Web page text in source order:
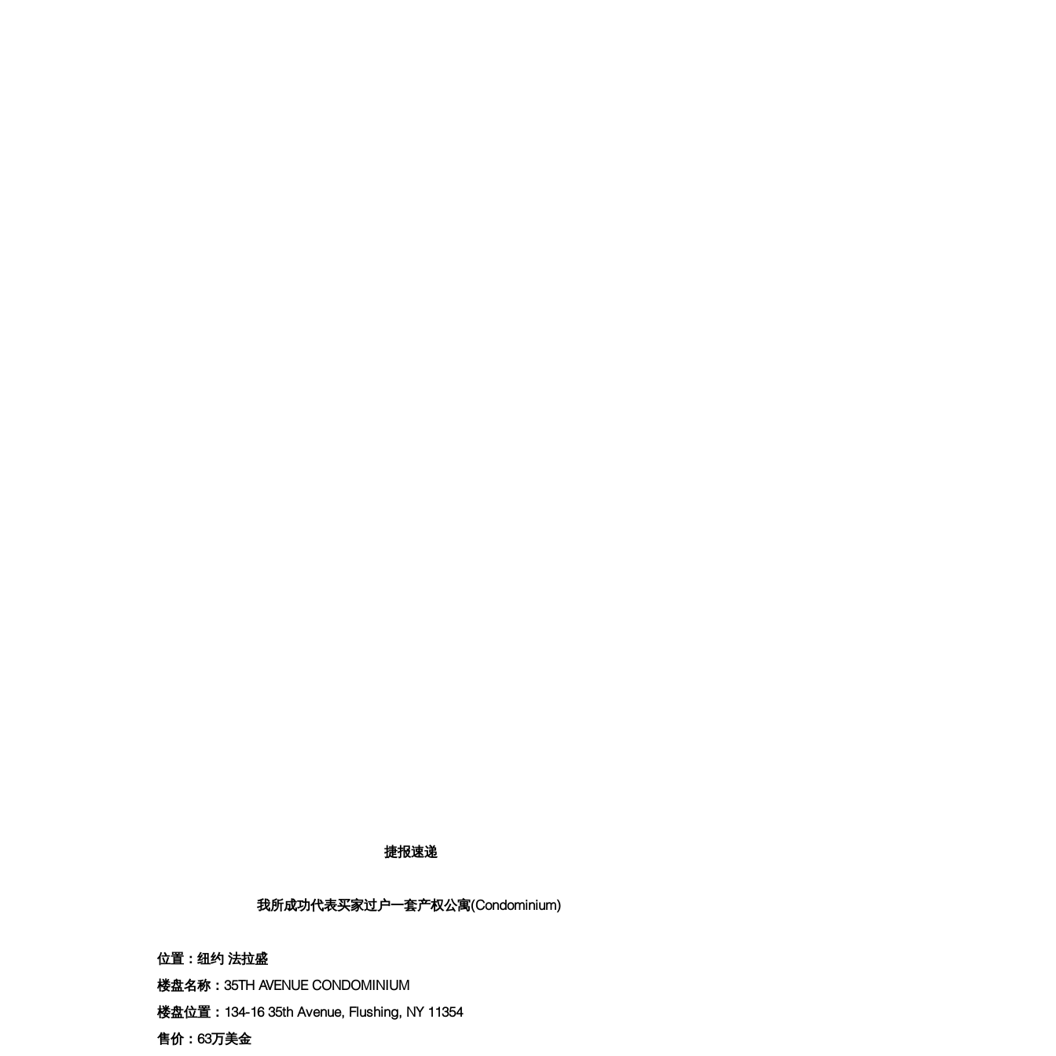
捷报速递
我所成功代表买家过户一套产权公寓(Condominium)
位置：纽约 法拉盛
楼盘名称：35TH AVENUE CONDOMINIUM
楼盘位置：134-16 35th Avenue, Flushing, NY 11354
售价：63万美金